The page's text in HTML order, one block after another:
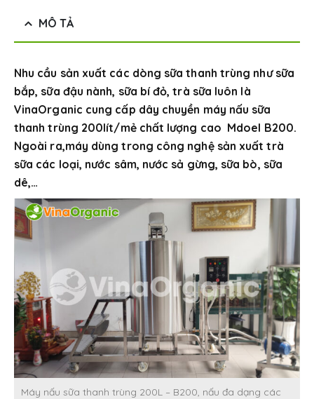
MÔ TẢ
Nhu cầu sản xuất các dòng sữa thanh trùng như sữa
bắp, sữa đậu nành, sữa bí đỏ, trà sữa luôn là
VinaOrganic cung cấp dây chuyền máy nấu sữa
thanh trùng 200lít/mẻ chất lượng cao Mdoel B200.
Ngoài ra,máy dùng trong công nghệ sản xuất trà
sữa các loại, nước sâm, nước sả gừng, sữa bò, sữa
dê,…
Máy nấu sữa thanh trùng 200L – B200, nấu đa dạng các